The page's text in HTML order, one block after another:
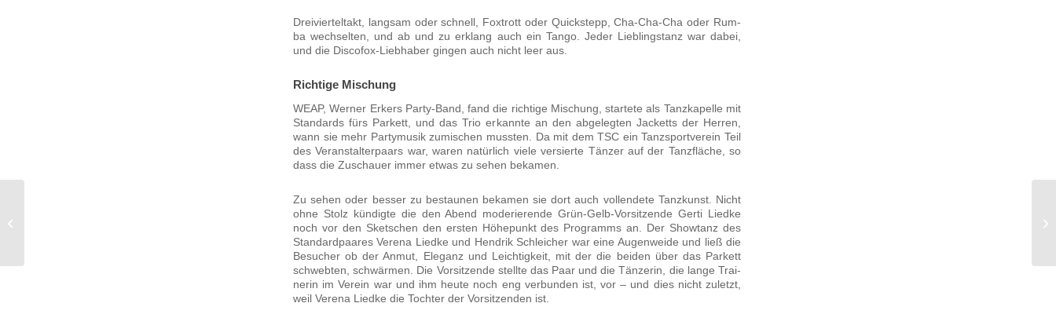
Drei­vier­tel­takt, lang­sam oder schnell, Fox­trott oder Quick­stepp, Cha-Cha-Cha oder Rum­
ba wech­sel­ten, und ab und zu erklang auch ein Tan­go. Jeder Lieb­lings­tanz war dabei,
und die Dis­co­fox-Lieb­ha­ber gin­gen auch nicht leer aus.
Richtige Mischung
WEAP, Wer­ner Erkers Par­ty-Band, fand die rich­ti­ge Mischung, star­te­te als Tanz­ka­pel­le mit
Stan­dards fürs Par­kett, und das Trio erkann­te an den abge­leg­ten Jacketts der Her­ren,
wann sie mehr Par­ty­mu­sik zumi­schen muss­ten. Da mit dem TSC ein Tanz­sport­ver­ein Teil
des Ver­an­stal­ter­paars war, waren natür­lich vie­le ver­sier­te Tän­zer auf der Tanz­flä­che, so
dass die Zuschau­er immer etwas zu sehen beka­men.
Zu sehen oder bes­ser zu bestau­nen beka­men sie dort auch voll­ende­te Tanz­kunst. Nicht
ohne Stolz kün­dig­te die den Abend mode­rie­ren­de Grün-Gelb-Vor­sit­zen­de Ger­ti Lied­ke
noch vor den Sket­schen den ers­ten Höhe­punkt des Pro­gramms an. Der Show­tanz des
Stan­dard­paa­res Vere­na Lied­ke und Hen­drik Schlei­cher war eine Augen­wei­de und ließ die
Besu­cher ob der Anmut, Ele­ganz und Leich­tig­keit, mit der die bei­den über das Par­kett
schweb­ten, schwär­men. Die Vor­sit­zen­de stell­te das Paar und die Tän­ze­rin, die lan­ge Trai­
ne­rin im Ver­ein war und ihm heu­te noch eng ver­bun­den ist, vor – und dies nicht zuletzt,
weil Vere­na Lied­ke die Toch­ter der Vor­sit­zen­den ist.